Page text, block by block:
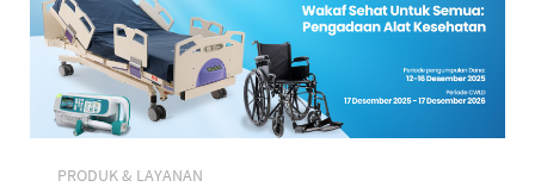
PRODUK & LAYANAN